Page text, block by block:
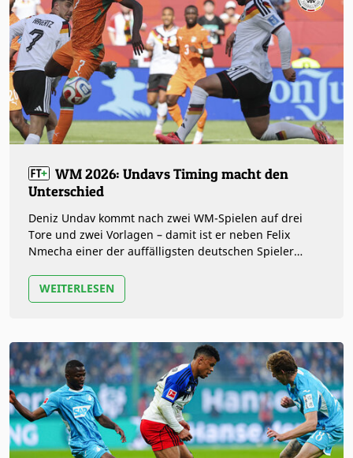
WM 2026: Undavs Timing macht den
Unterschied
Deniz Undav kommt nach zwei WM-Spielen auf drei
Tore und zwei Vorlagen – damit ist er neben Felix
Nmecha einer der auffälligsten deutschen Spieler
WEITERLESEN